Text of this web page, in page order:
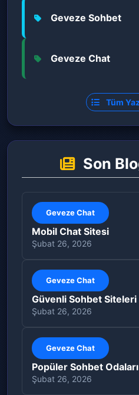
Geveze Sohbet
Geveze Chat
Tüm
Son
Geveze Chat
Mobil Chat Sitesi
Şubat 26, 2026
Geveze Chat
Güvenli Sohbet Siteleri
Şubat 26, 2026
Geveze Chat
Popüler Sohbet Odaları
Şubat 26, 2026